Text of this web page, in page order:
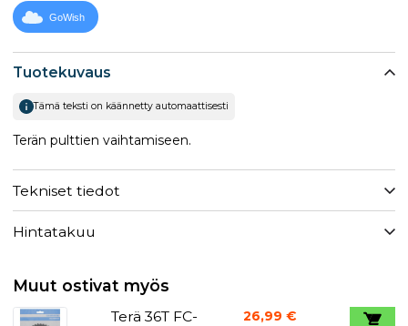
Tuotekuvaus
Tämä teksti on käännetty automaattisesti
Terän pulttien vaihtamiseen.
Tekniset tiedot
Hintatakuu
GoWish
Muut ostivat myös
Terä 36T FC-
26,99 €